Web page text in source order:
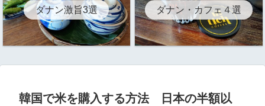
ダナン激旨3選 ダナン・カフェ４選
韓国で米を購入する方法 日本の半額以